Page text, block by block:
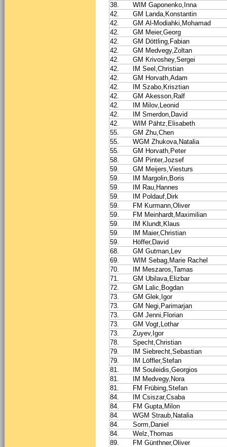
38.
WIM Gaponenko,Inna
42.
GM Landa,Konstantin
42.
GM Al-Modiahki,Mohamad
42.
GM Meier,Georg
42.
GM Döttling,Fabian
42.
GM Medvegy,Zoltan
42.
GM Krivoshey,Sergei
42.
IM Seel,Christian
42.
GM Horvath,Adam
42.
IM Szabo,Krisztian
42.
GM Akesson,Ralf
42.
IM Milov,Leonid
42.
IM Smerdon,David
42.
WIM Pähtz,Elisabeth
55.
GM Zhu,Chen
55.
WGM Zhukova,Natalia
55.
GM Horvath,Peter
58.
GM Pinter,Jozsef
59.
GM Meijers,Viesturs
59.
IM Margolin,Boris
59.
IM Rau,Hannes
59.
IM Poldauf,Dirk
59.
FM Kurmann,Oliver
59.
FM Meinhardt,Maximilian
59.
IM Klundt,Klaus
59.
IM Maier,Christian
59.
Höffer,David
68.
GM Gutman,Lev
69.
WIM Sebag,Marie Rachel
70.
IM Meszaros,Tamas
71.
GM Ubilava,Elizbar
72.
GM Lalic,Bogdan
73.
GM Glek,Igor
73.
GM Negi,Parimarjan
73.
GM Jenni,Florian
73.
GM Vogt,Lothar
73.
Zuyev,Igor
78.
Specht,Christian
79.
IM Siebrecht,Sebastian
79.
IM Löffler,Stefan
81.
IM Souleidis,Georgios
81.
IM Medvegy,Nora
81.
FM Frübing,Stefan
84.
IM Csiszar,Csaba
84.
FM Gupta,Milon
84.
WGM Straub,Natalia
84.
Sorm,Daniel
84.
Welz,Thomas
89.
FM Günthner,Oliver